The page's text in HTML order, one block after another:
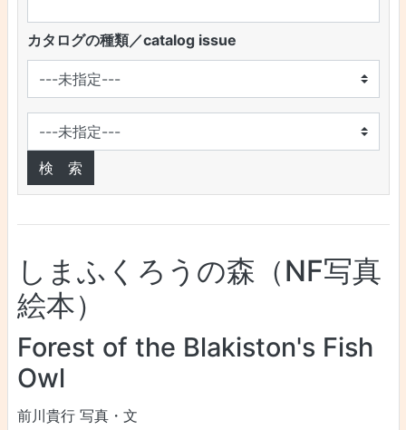
カタログの種類／catalog issue
しまふくろうの森（NF写真
絵本）
Forest of the Blakiston's Fish
Owl
前川貴行 写真・文